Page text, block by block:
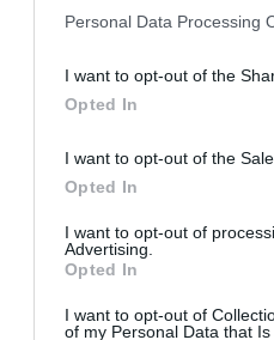
Personal Data Processing
I want to opt-out of the
Opted In
I want to opt-out of the
Opted In
I want to opt-out of
Advertising.
Opted In
I want to opt-out of
of my Personal Data that